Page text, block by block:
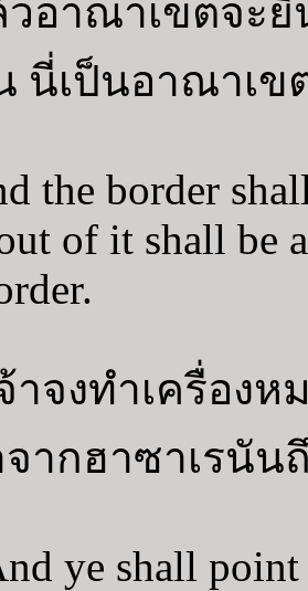
วอาณาเขตจะ
นี่เป็นอาณาเข
the border
of it shall be
จ้าจงทำเครื่อ
จากฮาซาเรนัน
ye shall